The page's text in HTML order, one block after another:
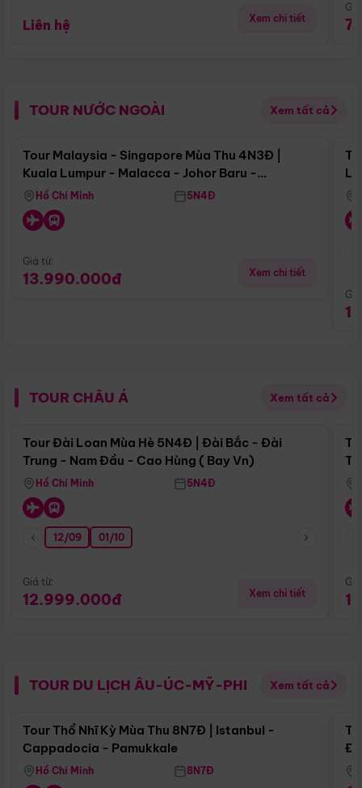
Liên hệ Xem chi tiết
TOUR NƯỚC NGOÀI Xem tất cả
Điểm nổi bật
Tour Malaysia - Singapore Mùa Thu 4N3Đ |
Kuala Lumpur - Malacca - Johor Baru -
Singapore
Hồ Chí Minh 5N4Đ
Giá từ:
13.990.000đ Xem chi tiết
TOUR CHÂU Á Xem tất cả
Điểm nổi bật
Tour Đài Loan Mùa Hè 5N4Đ | Đài Bắc - Đài
Trung - Nam Đầu - Cao Hùng ( Bay Vn)
Hồ Chí Minh 5N4Đ
12/09 01/10
Giá từ:
12.999.000đ Xem chi tiết
TOUR DU LỊCH ÂU-ÚC-MỸ-PHI Xem tất cả
Điểm nổi bật
Tour Thổ Nhĩ Kỳ Mùa Thu 8N7Đ | Istanbul -
Cappadocia - Pamukkale
Hồ Chí Minh 8N7Đ